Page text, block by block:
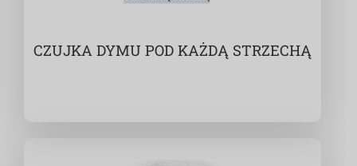
CZUJKA DYMU POD KAŻDĄ STRZECHĄ